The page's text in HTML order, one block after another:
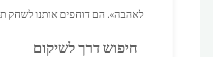
לאהבה». הם דוחפים אותנו לשחק
חיפוש דרך לשיקום